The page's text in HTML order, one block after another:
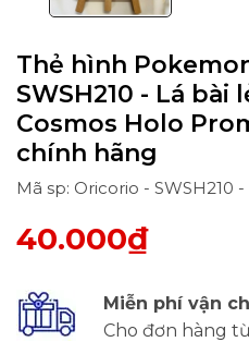
Thẻ hình
SWSH210 - Lá bài
Cosmos Holo
chính hãng
Mã sp: Oricorio - SWSH210
40.000₫
Miễn phí vận
Cho đơn hàng